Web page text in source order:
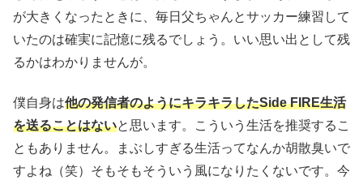
が大きくなったときに、毎日父ちゃんとサッカー練習して
いたのは確実に記憶に残るでしょう。いい思い出として残
るかはわかりませんが。
僕自身は他の発信者のようにキラキラしたSide FIRE生活
を送ることはないと思います。こういう生活を推奨するこ
ともありません。まぶしすぎる生活ってなんか胡散臭いで
すよね（笑）そもそもそういう風になりたくないです。今